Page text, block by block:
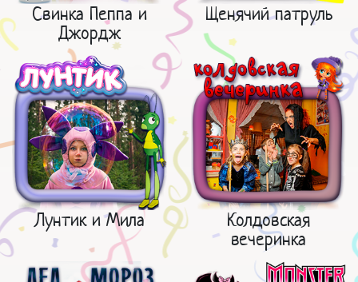
Свинка Пеппа и
Джордж
Щенячий патруль
Лунтик и Мила
Колдовская
вечеринка